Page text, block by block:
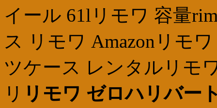
イール 61lリモワ 容量
ス リモワ Amazonリモ
ツケース レンタルリモ
リ リモワ ゼロハリバー